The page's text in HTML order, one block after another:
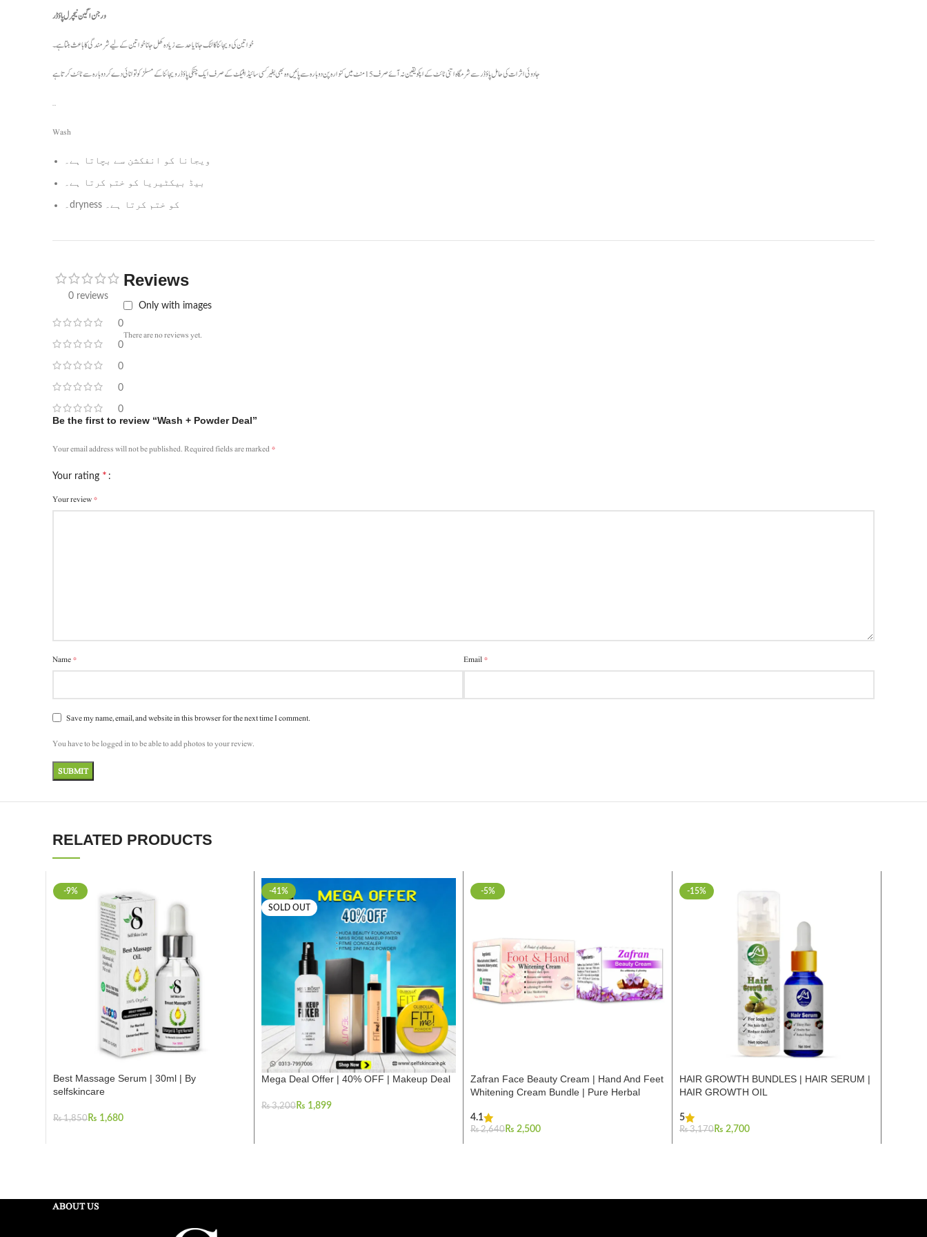
ورجن اگین نیچرل پاؤڈر
خواتین کی ویجائنا کا لٹک جانا یا حد سے زیادہ کھل جانا خواتین کے لیے شرمندگی کا باعث بنتا ہے۔
جادوئی اثرات کی حامل پاؤڈر سے شرمگاہ اتنی ٹائٹ کے اپکو یقین نہ آئے صرف 15 منٹ میں کنوارہ پن دوبارہ سے پائیں وہ بھی بغیر کسی سائیڈ افیکٹ کے صرف ایک چٹکی پاؤڈرویجائنا کے مسلز کو توانائی دے کر دوبارہ سے ٹائٹ کرتا ہے
…
Wash
ویجانا کو انفکشن سے بچاتا ہے۔
بیڈ بیکٹیریا کو ختم کرتا ہے۔
۔dryness کو ختم کرتا ہے۔
0 reviews
0
0
0
0
0
Reviews
Only with images
There are no reviews yet.
Be the first to review “Wash + Powder Deal”
Your email address will not be published.Required fields are marked*
Your rating *
Your review*
Name* Email*
Save my name, email, and website in this browser for the next time I comment.
You have to be logged in to be able to add photos to your review.
RELATED PRODUCTS
-9%
Best Massage Serum | 30ml | By
selfskincare
₨1,850 ₨ 1,680
-41%
SOLD OUT
Mega Deal Offer | 40% OFF | Makeup Deal
₨3,200 ₨ 1,899
-5%
Zafran Face Beauty Cream | Hand And Feet
Whitening Cream Bundle | Pure Herbal
4.1
₨2,640 ₨ 2,500
-15%
HAIR GROWTH BUNDLES | HAIR SERUM |
HAIR GROWTH OIL
5
₨3,170 ₨ 2,700
ABOUT US